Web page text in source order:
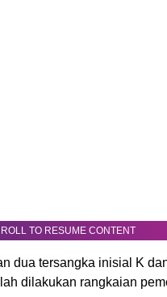
TO RESUME CONTENT
dua tersangka inisial K
dilakukan rangkaian